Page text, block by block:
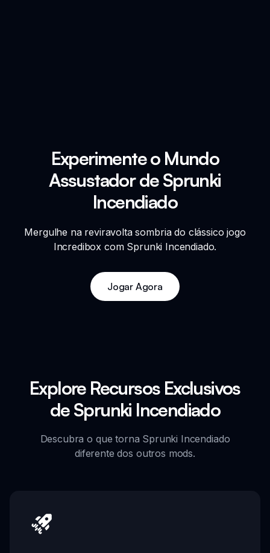
Experimente o Mundo
Assustador de Sprunki
Incendiado
Mergulhe na reviravolta sombria do clássico jogo
Incredibox com Sprunki Incendiado.
Jogar Agora
Explore Recursos Exclusivos
de Sprunki Incendiado
Descubra o que torna Sprunki Incendiado
diferente dos outros mods.